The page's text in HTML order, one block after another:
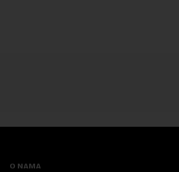
O NAMA